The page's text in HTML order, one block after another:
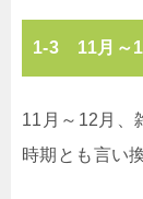
1-3 11月～
11月～12月、
時期とも言い